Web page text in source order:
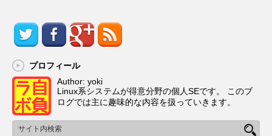
プロフィール
Author: yoki
Linux系システムが得意分野の個人SEです。 このブ
ログでは主に趣味的な内容を扱っていきます。